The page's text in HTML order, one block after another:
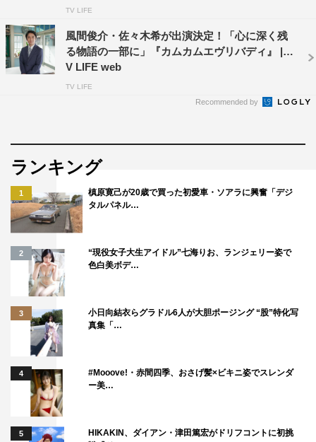
TV LIFE
風間俊介・佐々木希が出演決定！「心に深く残
る物語の一部に」『カムカムエヴリバディ』 | T
V LIFE web
TV LIFE
Recommended by
ランキング
1
槙原寛己が20歳で買った初愛車・ソアラに興奮「デジ
タルパネル…
2
“現役女子大生アイドル”七海りお、ランジェリー姿で
色白美ボデ…
3
小日向結衣らグラドル6人が大胆ポージング “股”特化写
真集「…
4
#Mooove!・赤間四季、おさげ髪×ビキニ姿でスレンダ
ー美…
5
HIKAKIN、ダイアン・津田篤宏がドリフコントに初挑